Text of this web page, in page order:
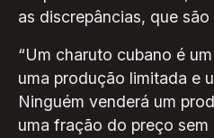
as discrepâncias, que são
“Um charuto cubano é
uma produção limitada e
Ninguém venderá um
uma fração do preço